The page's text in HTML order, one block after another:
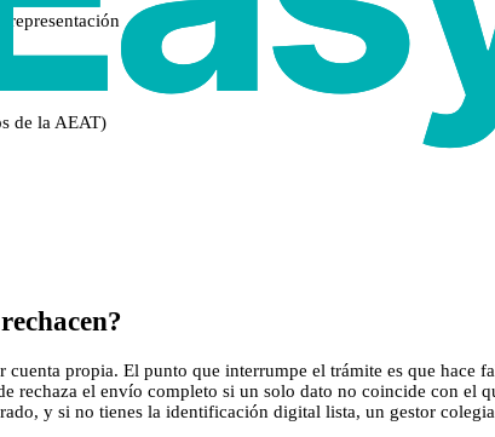
representación
de la AEAT)
propia. El punto que interrumpe el trámite es que hace
rechaza el envío completo si un solo dato no coincide con el
y si no tienes la identificación digital lista, un gestor